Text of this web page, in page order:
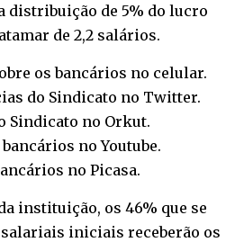
distribuição de 5% do lucro
de 2,2 salários.
os bancários no celular.
do Sindicato no Twitter.
Sindicato no Orkut.
bancários noYoutube.
no Picasa.
instituição, os 46% que se
iniciais receberão os